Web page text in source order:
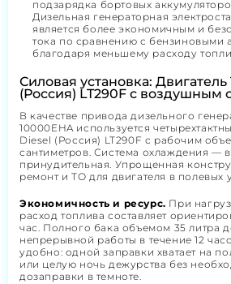
подзарядка бортовых
Дизельная генераторная
является более экономичным и
тока по сравнению с бензиновыми
благодаря меньшему расходу
Силовая установка: Двигатель
(Россия) LT290F с воздушным
В качестве привода дизельного
10000EHA используется
Diesel (Россия) LT290F с рабочим
сантиметров. Система охлаждения —
принудительная. Упрощенная
ремонт и ТО для двигателя в полевых
Экономичность и ресурс. При
расход топлива составляет
час. Полного бака объемом 35 литра
непрерывной работы в течение 12
удобно: одной заправки хватает на
или целую ночь дежурства без
дозаправки в темноте.